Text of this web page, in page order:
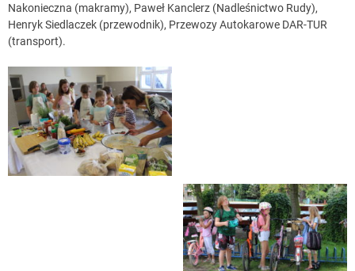
Nakonieczna (makramy), Paweł Kanclerz (Nadleśnictwo Rudy),
Henryk Siedlaczek (przewodnik), Przewozy Autokarowe DAR-TUR
(transport).